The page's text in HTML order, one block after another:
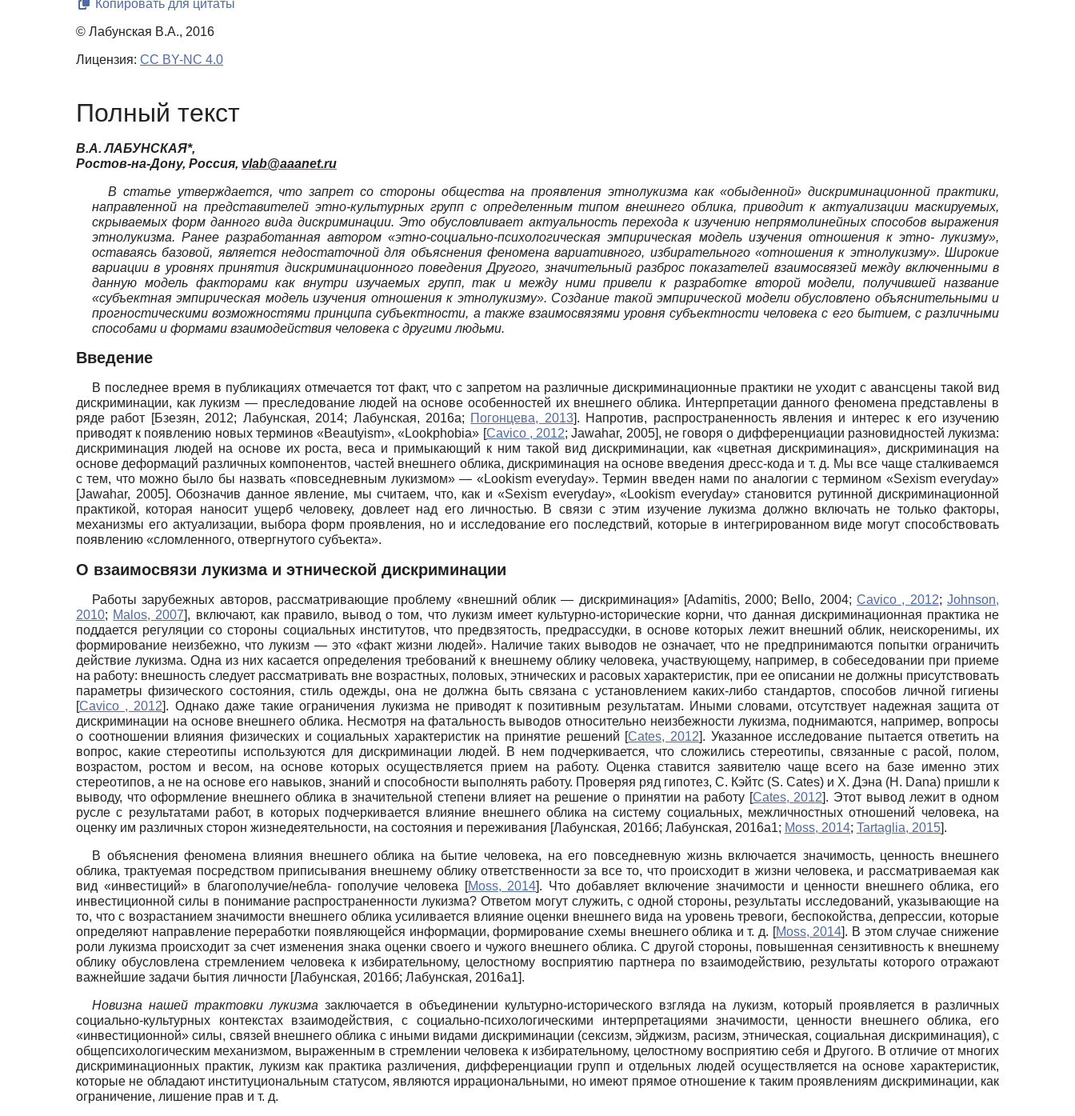
Копировать для цитаты
© Лабунская В.А., 2016
Лицензия: CC BY-NC 4.0
Полный текст
В.А. ЛАБУНСКАЯ*,
Ростов-на-Дону, Россия, vlab@aaanet.ru
В статье утверждается, что запрет со стороны общества на проявления этнолукизма как «обыденной» дискриминационной практики,
направленной на представителей этно-культурных групп с определенным типом внешнего облика, приводит к актуализации маскируемых,
скрываемых форм данного вида дискриминации. Это обусловливает актуальность перехода к изучению непрямо­линейных способов выражения
этнолукизма. Ранее разработанная автором «эт­но-социально-психологическая эмпирическая модель изучения отношения к этно- лукизму»,
оставаясь базовой, является недостаточной для объяснения феномена вариативного, избирательного «отношения к этнолукизму». Широкие
вариации в уровнях принятия дискриминационного поведения Другого, значительный разброс показателей взаимосвязей между включенными в
данную модель факторами как внутри изучаемых групп, так и между ними привели к разработке второй модели, получившей название
«субъектная эмпирическая модель изучения отношения к этнолукизму». Создание такой эмпирической модели обусловлено объяснительными и
прогностическими возможностями принципа субъектности, а также взаимосвязями уровня субъектности человека с его бытием, с различными
способами и формами взаимодействия человека с другими людьми.
Введение
В последнее время в публикациях отмечается тот факт, что с запретом на различные дискриминационные практики не уходит с авансцены такой вид
дискриминации, как лукизм — преследование людей на основе особенностей их внешнего облика. Интерпретации данного феномена представлены в
ряде работ [Бзезян, 2012; Лабунская, 2014; Лабунская, 2016а; Погонцева, 2013]. Напротив, распространенность явления и интерес к его изучению
приводят к появлению новых терминов«Beautyism», « Lookphobia» [Cavico , 2012;Jawahar, 2005], не говоря о дифференциации разновидностей лукизма:
дискриминация людей на основе их роста, веса и примыкающий к ним такой вид дискриминации, как «цветная дискриминация», дискриминация на
основе деформаций различных компонентов, частей внешнего облика, дискриминация на основе введения дресс-кода и т. д. Мы все чаще сталкиваемся
с тем, что можно было бы назвать «повседневным лукизмом» — « Lookism everyday».Термин введен нами по аналогии с термином «Sexism everyday»
[Jawahar, 2005]. Обозначив данное явление, мы считаем, что, как и «Sexism everyday», « Lookism everyday» становится рутинной дискриминационной
практикой, которая наносит ущерб человеку, довлеет над его личностью. В связи с этим изучение лукизма должно включать не только факторы,
механизмы его актуализации, выбора форм проявления, но и исследование его последствий, которые в интегрированном виде могут способствовать
появлению «сломленного, отвергнутого субъекта».
О взаимосвязи лукизма и этнической дискриминации
Работы зарубежных авторов, рассматривающие проблему «внешний облик — дискриминация» [Adamitis, 2000; Bello, 2004;Cavico , 2012; Johnson,
2010; Malos, 2007], включают, как правило, вывод о том, что лукизм имеет культурно-исторические корни, что данная дискриминационная практика не
поддается регуляции со стороны социальных институтов, что предвзятость, предрассудки, в основе которых лежит внешний облик, неискоренимы, их
формирование неизбежно, что лукизм — это «факт жизни людей». Наличие таких выводов не означает, что не предпринимаются попытки ограничить
действие лукизма. Одна из них касается определения требований к внешнему облику человека, участвующему, например, в собеседовании при приеме
на работу: внешность следует рассматривать вне возрастных, половых, этнических и расовых характеристик, при ее описании не должны присутствовать
параметры физического состояния, стиль одежды, она не должна быть связана с установлением каких-либо стандартов, способов личной гигиены
[Cavico , 2012]. Однако даже такие ограничения лукизма не приводят к позитивным результатам. Иными словами, отсутствует надежная защита от
дискриминации на основе внешнего облика. Несмотря на фатальность выводов относительно неизбежности лукизма, поднимаются, например, вопросы
о соотношении влияния физических и социальных характеристик на принятие решений [Cates, 2012]. Указанное исследование пытается ответить на
вопрос, какие стереотипы используются для дискриминации людей. В нем подчеркивается, что сложились стереотипы, связанные с расой, полом,
возрастом, ростом и весом, на основе которых осуществляется прием на работу. Оценка ставится заявителю чаще всего на базе именно этих
стереотипов, а не на основе его навыков, знаний и способности выполнять работу. Проверяя ряд гипотез, С. Кэйтс (S. Cates) и Х. Дэна (H . Dana) пришли к
выводу, что оформление внешнего облика в значительной степени влияет на решение о принятии на работу [Cates, 2012]. Этот вывод лежит в одном
русле с результатами работ, в которых подчеркивается влияние внешнего облика на систему социальных, межличностных отношений человека, на
оценку им различных сторон жизнедеятельности, на состояния и переживания [Лабунская, 2016б; Лабунская, 2016а1; Moss, 2014; Tartaglia, 2015].
В объяснения феномена влияния внешнего облика на бытие человека, на его повседневную жизнь включается значимость, ценность внешнего
облика, трактуемая посредством приписывания внешнему облику ответственности за все то, что происходит в жизни человека, и рассматриваемая как
вид «инвестиций» в благополучие/небла- гополучие человека
[Moss, 2014]. Что добавляет включение значимости и ценности внешнего облика, его
инвестиционной силы в понимание распространенности лукизма? Ответом могут служить, с одной стороны, результаты исследований, указывающие на
то, что с возрастанием значимости внешнего облика усиливается влияние оценки внешнего вида на уровень тревоги, беспокойства, депрессии, которые
определяют направление переработки появляющейся информации, формирование схемы внешнего облика и т. д. [Moss, 2014]. В этом случае снижение
роли лукизма происходит за счет изменения знака оценки своего и чужого внешнего облика. С другой стороны, повышенная сензитивность к внешнему
облику обусловлена стремлением человека к избирательному, целостному восприятию партнера по взаимодействию, результаты которого отражают
важнейшие задачи бытия личности [Лабунская, 2016б; Лабунская, 2016а1].
Новизна нашей трактовки лукизма заключается в объединении культурно-исторического взгляда на лукизм, который проявляется в различных
социально-культурных контекстах взаимодействия, с социально-психологическими интерпретациями значимости, ценности внешнего облика, его
«инвестиционной» силы, связей внешнего облика с иными видами дискриминации (сексизм, эйджизм, расизм, этническая, социальная дискриминация), с
общепси­хологическим механизмом, выраженным в стремлении человека к избирательному, целостному восприятию себя и Другого. В отличие от многих
дискриминационных практик, лукизм как практика различения, дифференциации групп и отдельных людей осуществляется на основе характеристик,
которые не обладают институциональным статусом, являются иррациональными, но имеют прямое отношение к таким проявлениям дискриминации, как
ограничение, лишение прав и т. д.